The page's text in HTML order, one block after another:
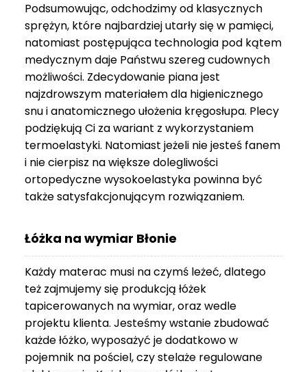
Podsumowując, odchodzimy od klasycznych
sprężyn, które najbardziej utarły się w pamięci,
natomiast postępująca technologia pod kątem
medycznym daje Państwu szereg cudownych
możliwości. Zdecydowanie piana jest
najzdrowszym materiałem dla higienicznego
snu i anatomicznego ułożenia kręgosłupa. Plecy
podziękują Ci za wariant z wykorzystaniem
termoelastyki. Natomiast jeżeli nie jesteś fanem
i nie cierpisz na większe dolegliwości
ortopedyczne wysokoelastyka powinna być
także satysfakcjonującym rozwiązaniem.
Łóżka na wymiar Błonie
Każdy materac musi na czymś leżeć, dlatego
też zajmujemy się produkcją łóżek
tapicerowanych na wymiar, oraz wedle
projektu klienta. Jesteśmy wstanie zbudować
każde łóżko, wyposażyć je dodatkowo w
pojemnik na pościel, czy stelaże regulowane